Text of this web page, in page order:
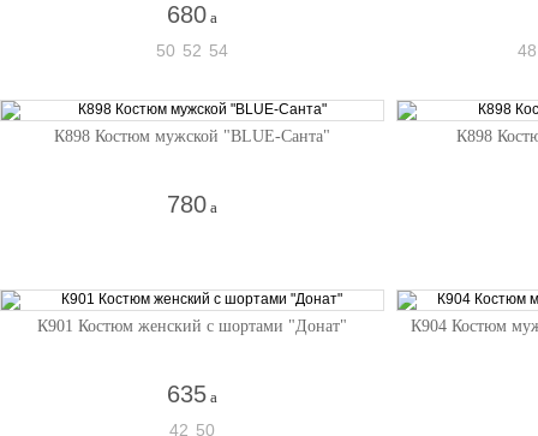
680 a
50 52 54 48
К898 Костюм мужской "BLUE-Санта"
780 a
К898
К901 Костюм женский с шортами "Донат"
635 a
42 50
К904 Костюм